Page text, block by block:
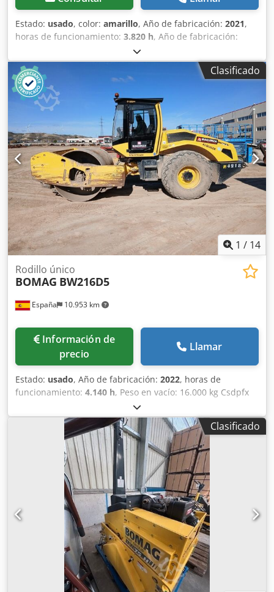
Estado: usado, color: amarillo, Año de fabricación: 2021,
horas de funcionamiento: 3.820 h, Año de fabricación:
2021 Peso en vacío: 16.000 kg Dimensiones (lxanxal): 622 x
230 x 299 cm Credpfox Sqhijx Ahrsf Tipo de motor: Deutz
DEUTZ TCD4.1 L-4 Ubicación: Sagunto (Valencia) Rodillo de
compactación usado, de hombre sentado marca Bomag ,
modelo BW216 D5 . Se trata de una apisonadora de ruedas
y un solo tambor de 16 toneladas. Este versátil
compactador se adapta sin problema a cualquier lugar del
trabajo, proporcionando resultados de compactación y
apisonamiento líderes del sector en obras pequeñas o
medianas, en trabajos de construcción de infraestructura
de transporte como carreteras o construcción de edificios.
El rodillo compactador de ocasión BW216 D5 tiene un peso
de 15.990 kg. y una anchura de tambor de 2,13 m. Ancho
de tambor: 2.130 mm Diámetro de tambor: 1.500 mm
Capacidad de depósito: 250 l Amplitud: 2,10/1,10 mm CE
Clasificado
1 / 14
España 10.953 km
Rodillo único
BOMAG BW216D5
Información de
precio
Llamar
Estado: usado, Año de fabricación: 2022, horas de
funcionamiento: 4.140 h, Peso en vacío: 16.000 kg Csdpfx
Ahszi Eb Norsrf Dimensiones (lxanxal): 622 x 230 x 299 cm
Ubicación: El Burgo de Ebro (Zaragoza) Rodillo de
compactación usado, de hombre sentado marca Bomag ,
modelo BW216 D5 . Se trata de una apisonadora de ruedas
y un solo tambor de 16 toneladas. Este versátil
compactador se adapta sin problema a cualquier lugar del
trabajo, proporcionando resultados de compactación y
apisonamiento líderes del sector en obras pequeñas o
medianas, en trabajos de construcción de infraestructura
de transporte como carreteras o construcción de edificios.
El rodillo compactador de ocasión BW216 D5 tiene un peso
de 15.990 kg. y una anchura de tambor de 2,13 m. precio:
PRECIO A CONSULTAR Ancho de tambor: 2.130 mm
Diámetro de tambor: 1.500 mm Capacidad de depósito:
250 l Amplitud: 2,10/1,10 mm CE
Clasificado